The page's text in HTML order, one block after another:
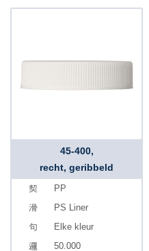
45-400,
recht, geribbeld
PP
PS Liner
Elke kleur
50.000